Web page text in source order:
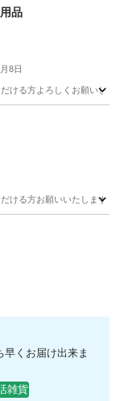
品
8日
ける方よろしくお願いし
る方お願いいたします
くお届け出来ま
雑貨